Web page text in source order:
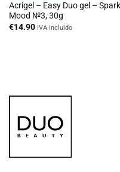
Acrigel – Easy Duo gel –
Mood №3, 30g
€14.90 IVA incluido